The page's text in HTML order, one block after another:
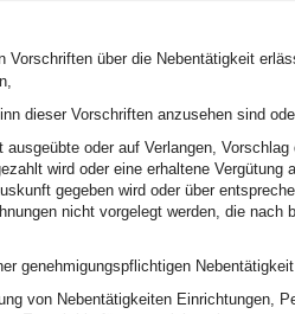
Vorschriften über die Nebentätigkeit
dieser Vorschriften anzusehen sind
oder auf Verlangen,
wird oder eine erhaltene Vergütung
gegeben wird oder über
nicht vorgelegt werden, die
genehmigungspflichtigen
von Nebentätigkeiten Einrichtungen,